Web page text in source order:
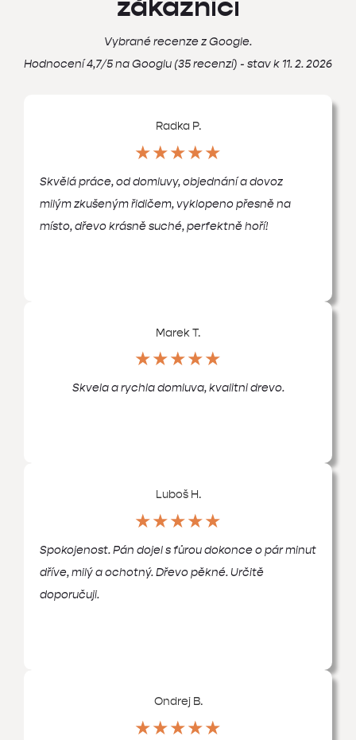
Vybrané recenze z Google.
Hodnocení 4,7/5 na Googlu (35 recenzí) - stav k 11. 2. 2026
Radka P.
★★★★★
Skvělá práce, od domluvy, objednání a dovoz
milým zkušeným řidičem, vyklopeno přesně na
místo, dřevo krásně suché, perfektně hoří!
Marek T.
★★★★★
Skvela a rychla domluva, kvalitni drevo.
Luboš H.
★★★★★
Spokojenost. Pán dojel s fůrou dokonce o pár minut
dříve, milý a ochotný. Dřevo pěkné. Určitě
doporučuji.
Ondrej B.
★★★★★